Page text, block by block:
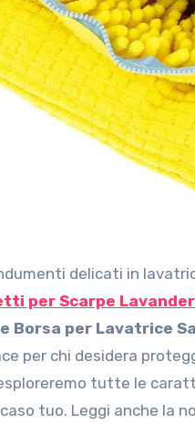
per Scarpe
Borsa per Lavatrice
per chi desidera
tutte le
tuo. Leggi anche la